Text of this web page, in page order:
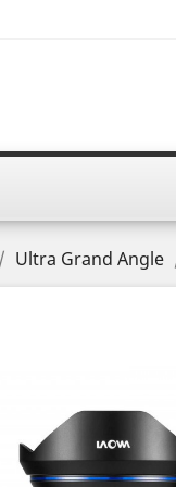
Ultra Grand Angle